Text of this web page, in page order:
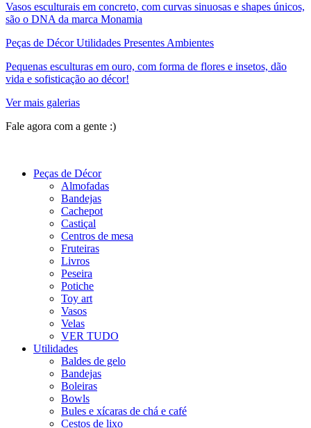
Vasos esculturais em concreto, com curvas sinuosas e shapes únicos,
são o DNA da marca Monamia
Peças de Décor Utilidades Presentes Ambientes
Pequenas esculturas em ouro, com forma de flores e insetos, dão
vida e sofisticação ao décor!
Ver mais galerias
Fale agora com a gente :)
Peças de Décor
Almofadas
Bandejas
Cachepot
Castiçal
Centros de mesa
Fruteiras
Livros
Peseira
Potiche
Toy art
Vasos
Velas
VER TUDO
Utilidades
Baldes de gelo
Bandejas
Boleiras
Bowls
Bules e xícaras de chá e café
Cestos de lixo